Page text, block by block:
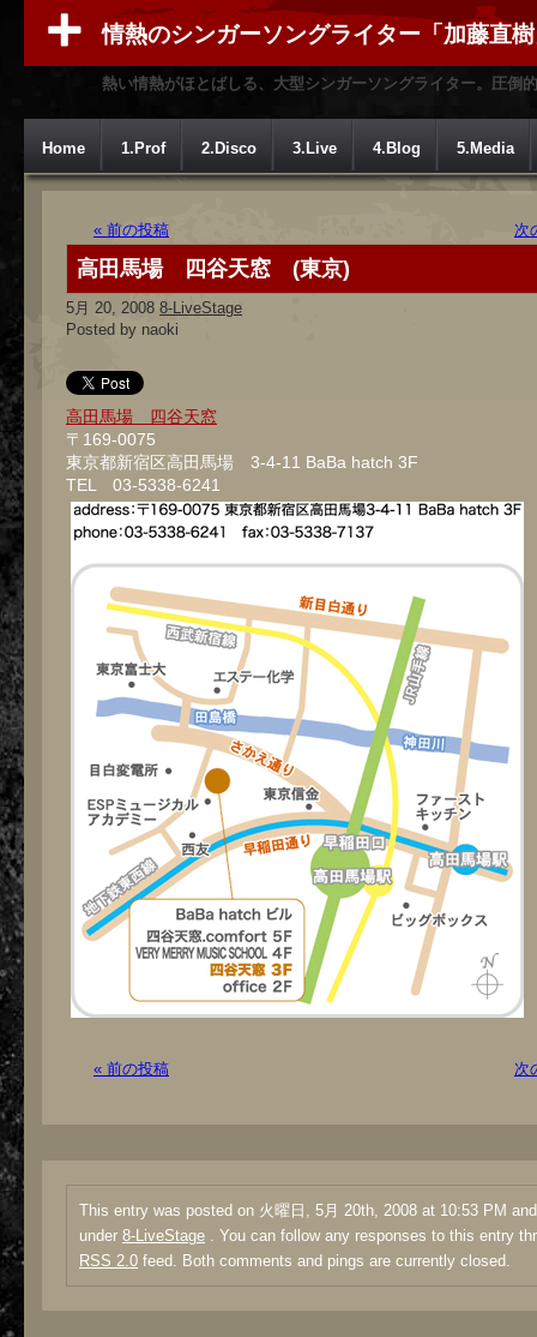
情熱のシンガーソングライター「加藤直
熱い情熱がほとばしる、大型シンガーソングライター。圧倒
Home 1.Prof 2.Disco 3.Live 4.Blog 5.Media
« 前の投稿 次
高田馬場 四谷天窓 (東京)
5月 20, 2008 8-LiveStage
Posted by naoki
高田馬場 四谷天窓
〒169-0075
東京都新宿区高田馬場 3-4-11 BaBa hatch 3F
TEL 03-5338-6241
« 前の投稿 次
This entry was posted on 火曜日, 5月 20th, 2008 at 10:53 PM
under 8-LiveStage . You can follow any responses to this entry
RSS 2.0 feed. Both comments and pings are currently closed.